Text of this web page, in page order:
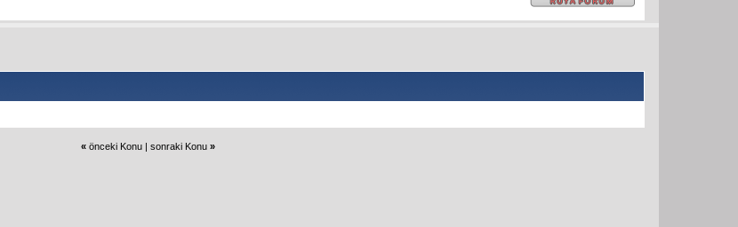
« önceki Konu| sonraki Konu »